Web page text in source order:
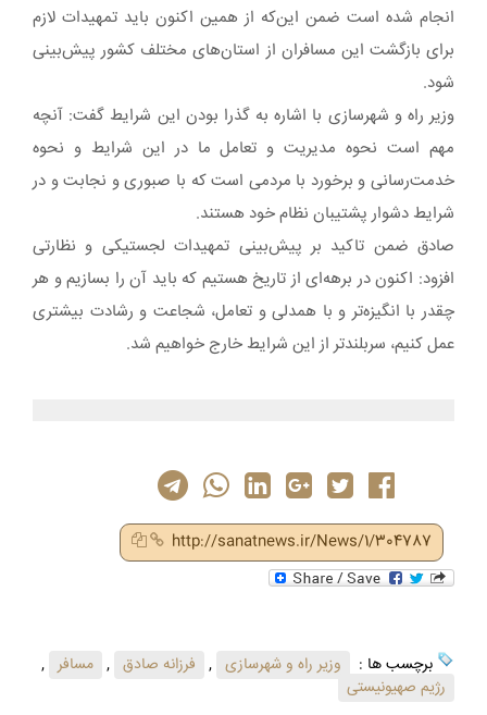
انجام شده است‌ ضمن این‌که از همین اکنون باید تمهیدات لازم
برای بازگشت این مسافران از استان‌های مختلف کشور پیش‌بینی
شود.
وزیر راه و شهرسازی با اشاره به گذرا بودن این شرایط گفت: آنچه
مهم است نحوه مدیریت و تعامل ما در این شرایط و نحوه
خدمت‌رسانی و برخورد با مردمی است که با صبوری و نجابت و در
شرایط دشوار پشتیبان نظام خود هستند.
صادق ضمن تاکید بر پیش‌بینی تمهیدات لجستیکی و نظارتی
افزود: اکنون در برهه‌ای از تاریخ هستیم که باید آن را بسازیم و هر
چقدر با انگیزه‌تر و با همدلی و تعامل، شجاعت و رشادت بیشتری
عمل کنیم، سربلندتر از این شرایط خارج خواهیم شد.
http://sanatnews.ir/News/1/304787
برچسب ها : وزیر راه و شهرسازی , فرزانه صادق , مسافر ,
رژیم صهیونیستی